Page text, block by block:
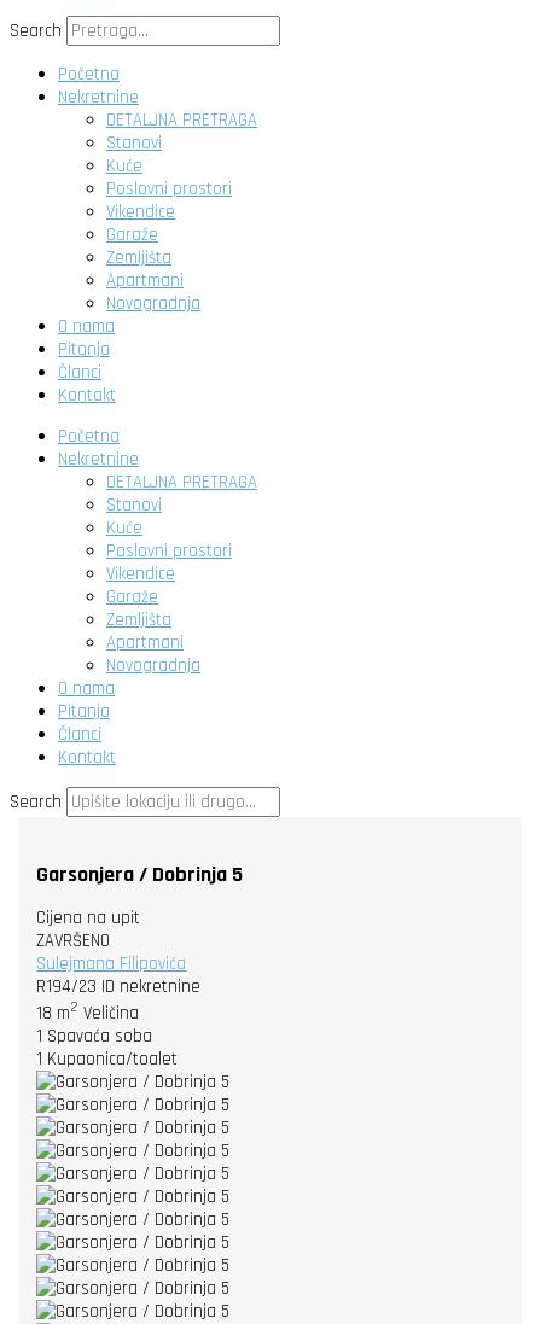
Search
Početna
Nekretnine
DETALJNA PRETRAGA
Stanovi
Kuće
Poslovni prostori
Vikendice
Garaže
Zemljišta
Apartmani
Novogradnja
O nama
Pitanja
Članci
Kontakt
Početna
Nekretnine
DETALJNA PRETRAGA
Stanovi
Kuće
Poslovni prostori
Vikendice
Garaže
Zemljišta
Apartmani
Novogradnja
O nama
Pitanja
Članci
Kontakt
Search
Garsonjera / Dobrinja 5
Cijena na upit
ZAVRŠENO
Sulejmana Filipovića
R194/23 ID nekretnine
18 m2 Veličina
1 Spavaća soba
1 Kupaonica/toalet